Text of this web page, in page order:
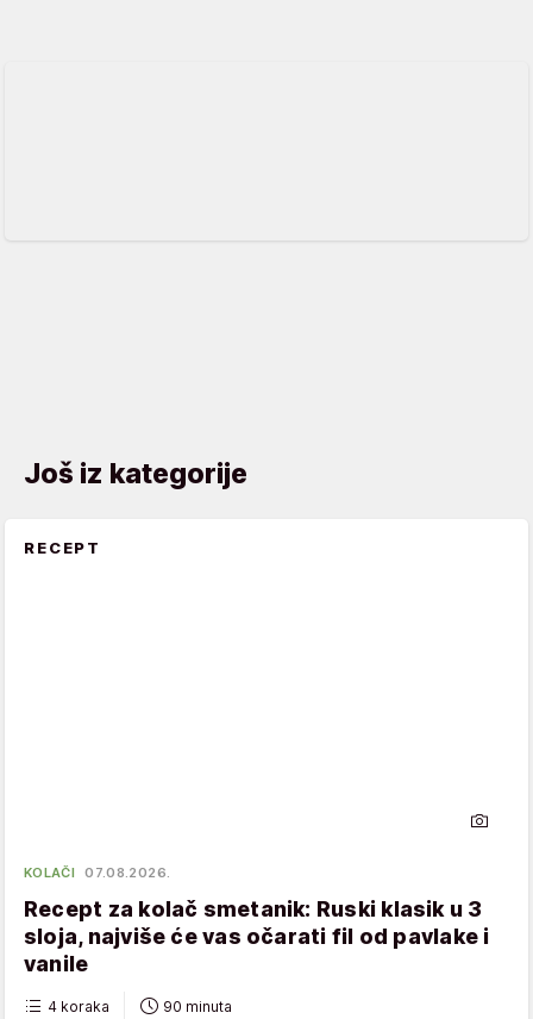
Još iz kategorije
RECEPT
KOLAČI 07.08.2026.
Recept za kolač smetanik: Ruski klasik u 3
sloja, najviše će vas očarati fil od pavlake i
vanile
4 koraka 90 minuta